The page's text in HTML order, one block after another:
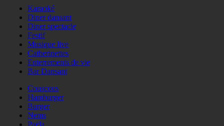
Karaoké
Diner dansant
Diner spectacle
Festif
Musique live
Catherinettes
Enterrements de vie
Bar Dansant
Couscous
Hamburger
Burger
Nems
Paëla